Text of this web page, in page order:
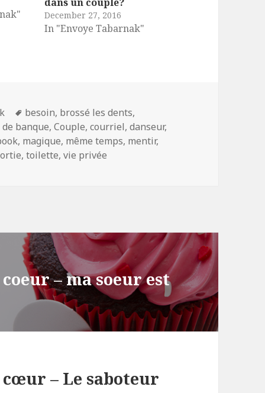
December 27, 2016
In "Envoye Tabarnak"
Tags
besoin, brossé les dents,
banque,Couple,courriel,danseur,
, magique, même temps, mentir,
,toilette,vie privée
– ma soeur est
– Le saboteur